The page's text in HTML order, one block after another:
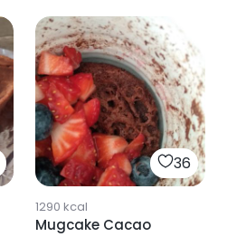
36
1290 kcal
Mugcake Cacao